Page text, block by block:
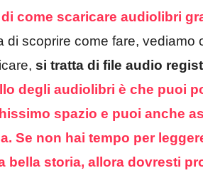
come scaricare audiolibri
di scoprire come fare, vediamo
si tratta di file audio
degli audiolibri è che puoi
spazio e puoi anche
Se non hai tempo per
bella storia, allora dovresti